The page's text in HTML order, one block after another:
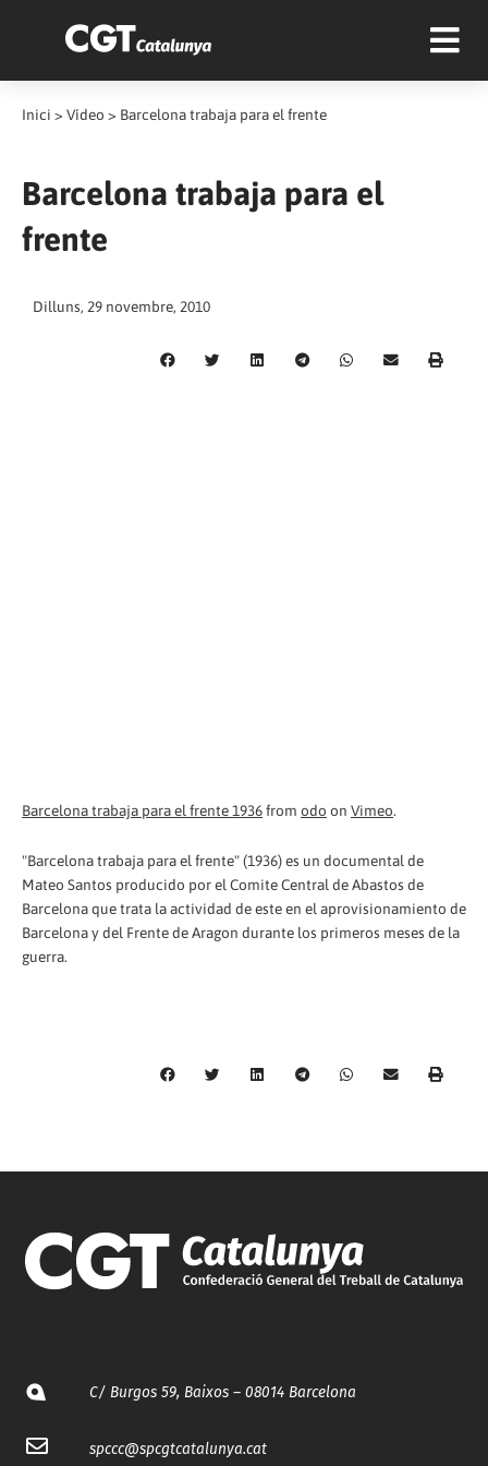
Inici > Vídeo > Barcelona trabaja para el frente
Barcelona trabaja para el
frente
Dilluns, 29 novembre, 2010
Barcelona trabaja para el frente 1936from odo on Vimeo.
"Barcelona trabaja para el frente" (1936) es un documental de
Mateo Santos producido por el Comite Central de Abastos de
Barcelona que trata la actividad de este en el aprovisionamiento de
Barcelona y del Frente de Aragon durante los primeros meses de la
guerra.
C/ Burgos 59, Baixos – 08014 Barcelona
spccc@spcgtcatalunya.cat